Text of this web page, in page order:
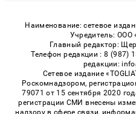
Наименование: сетевое
Учредитель: ООО
Главный редактор:
Телефон редакции : 8 (987)
редакции:
Сетевое издание
Роскомнадзором,
79071 от 15 сентября 2020
регистрации СМИ внесены
надзору в сфере связи,